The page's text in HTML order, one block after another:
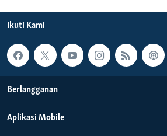
Ikuti Kami
Berlangganan
Aplikasi Mobile